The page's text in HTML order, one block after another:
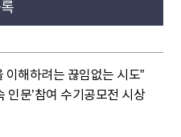
이해하려는 끊임없는 시도”
인문’참여 수기공모전 시상